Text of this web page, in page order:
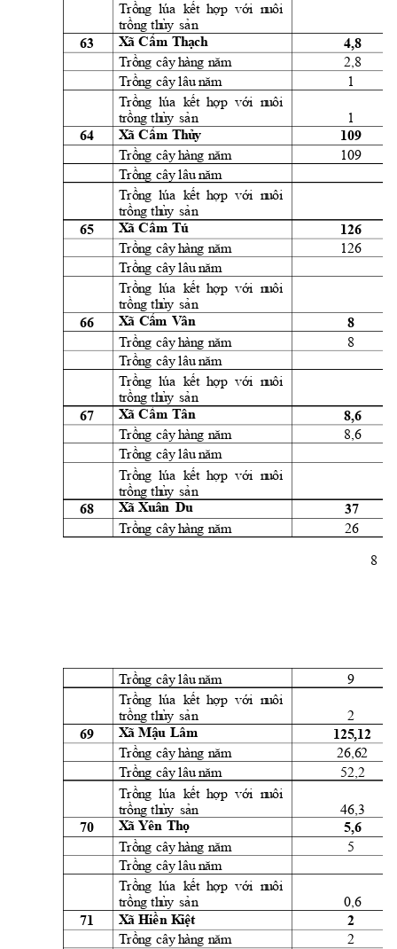
8
Trồng lúa kết hợp với
  n
uôi
trồng thủy sản
63 Xã Cẩm Thạch 4,8
Trồng cây hàng năm 2,8
Trồng cây lâu năm 1
Trồng lúa kết hợp với
  n
uôi
trồng thủy sản 1
64 Xã Cẩm Thủy 109
Trồng cây hàng năm 109
Trồng cây lâu năm
Trồng lúa kết hợp với
  n
uôi
trồng thủy sản
65 Xã Cẩm Tú 126
Trồng cây hàng năm 126
Trồng cây lâu năm
Trồng lúa kết hợp với
  n
uôi
trồng thủy sản
66 Xã Cẩm Vân 8
Trồng cây hàng năm 8
Trồng cây lâu năm
Trồng lúa kết hợp với
  n
uôi
trồng thủy sản
67 Xã Cẩm Tân 8,6
Trồng cây hàng năm 8,6
Trồng cây lâu năm
Trồng lúa kết hợp với
  n
uôi
trồng thủy sản
68 Xã Xuân Du 37
Trồng cây hàng năm 26
Trồng cây lâu năm 9
Trồng lúa kết hợp với
  n
uôi
trồng thủy sản 2
69 Xã Mậu Lâm 125,12
Trồng cây hàng năm 26,62
Trồng cây lâu năm 52,2
Trồng lúa kết hợp với
  n
uôi
trồng thủy sản 46,3
70 Xã Yên Thọ 5,6
Trồng cây hàng năm 5
Trồng cây lâu năm
Trồng lúa kết hợp với
  n
uôi
trồng thủy sản 0,6
71 Xã Hiền Kiệt 2
Trồng cây hàng năm 2